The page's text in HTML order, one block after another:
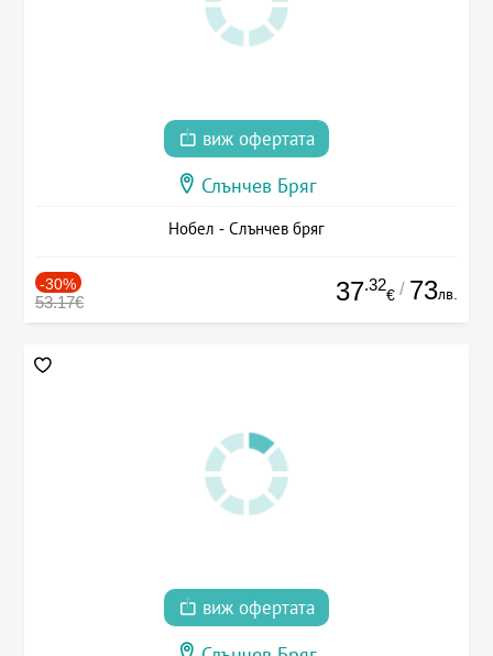
виж офертата
Слънчев Бряг
Нобел - Слънчев бряг
-30%
53.17€ 37.32
€ / 73лв.
виж офертата